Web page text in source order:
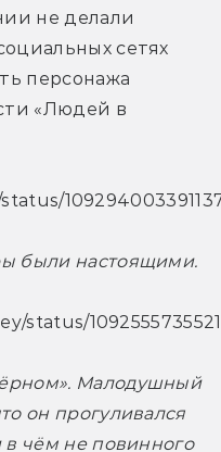
не делали
персонажа
«Людей в
были настоящими.
status/
Малодушный
он прогуливался
в чём не повинного